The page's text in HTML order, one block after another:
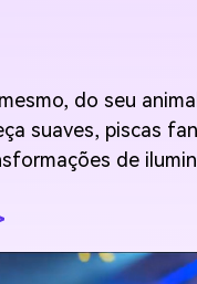
do seu
suaves, piscas
de